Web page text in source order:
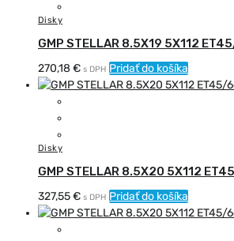
Disky
GMP STELLAR 8.5X19 5X112
270,18 € s DPH Pridať do košíka
Disky
GMP STELLAR 8.5X20 5X112
327,55€ s DPH Pridať do košíka